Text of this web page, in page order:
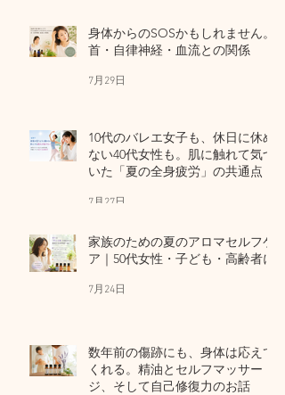
身体からのSOSかもしれません。
首・自律神経・血流との関係
7月29日
10代のバレエ女子も、休日に休め
ない40代女性も。肌に触れて気づ
いた「夏の全身疲労」の共通点
7月27日
家族のための夏のアロマセルフケ
ア｜50代女性・子ども・高齢者に
7月24日
数年前の傷跡にも、身体は応えて
くれる。精油とセルフマッサー
ジ、そして自己修復力のお話